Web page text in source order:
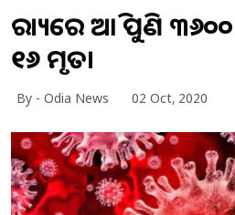
ରାଜ୍ୟରେ ଆଜି ପୁଣି
୧୬ ମୃତ।
By - Odia News 02 Oct, 2020